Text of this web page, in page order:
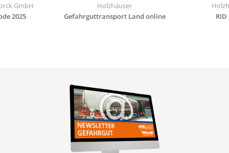
GmbH
2025
Holzhäuser
Gefahrguttransport Land online
RID